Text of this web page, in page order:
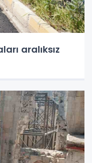
aralıksız